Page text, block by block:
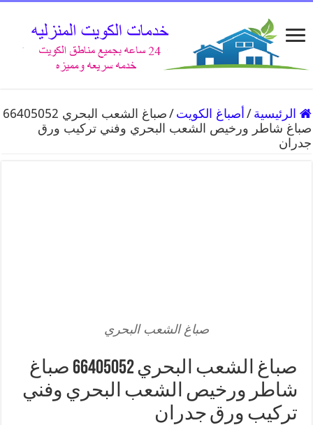
الرئيسية /أصباغ الكويت /
صباغ الشعب البحري 66405052
صباغ شاطر ورخيص الشعب البحري وفني تركيب ورق
جدران
صباغ الشعب البحري
صباغ الشعب البحري 66405052 صباغ
شاطر ورخيص الشعب البحري وفني
تركيب ورق جدران